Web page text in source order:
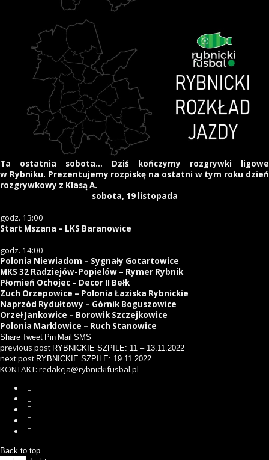
Ta ostatnia sobota… Dziś kończymy rozgrywki ligowe
w Rybniku. Prezentujemy rozpiskę na ostatni w tym roku dzień
rozgrywkowy z Klasą A.
sobota, 19 listopada
godz. 13:00
Start Mszana – LKS Baranowice
godz. 14:00
Polonia Niewiadom – Sygnały Gotartowice
MKS 32 Radziejów-Popielów – Rymer Rybnik
Płomień Ochojec – Decor II Bełk
Zuch Orzepowice – Polonia Łaziska Rybnickie
Naprzód Rydułtowy – Górnik Boguszowice
Orzeł Jankowice – Borowik Szczejkowice
Polonia Marklowice – Ruch Stanowice
Share Tweet Pin Mail SMS
previous post RYBNICKIE SZPILE: 11 – 13.11.2022
next post RYBNICKIE SZPILE: 19.11.2022
KONTAKT: redakcja@rybnickifusbal.pl
Back to top